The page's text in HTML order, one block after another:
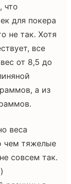
что
для покера
не так. Хотя
все
от 8,5 до
а из
веса
чем тяжелые
совсем так.